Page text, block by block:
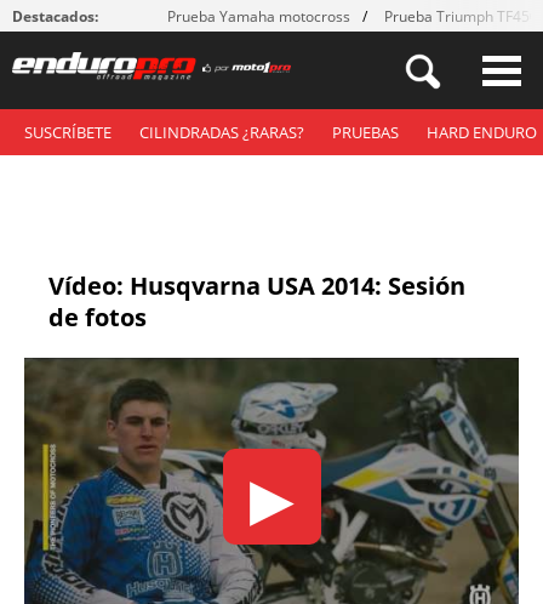
Destacados: Prueba Yamaha motocross Prueba Triumph
SUSCRÍBETE CILINDRADAS ¿RARAS? PRUEBAS HARD ENDURO
Vídeo: Husqvarna USA 2014: Sesión
de fotos
▶